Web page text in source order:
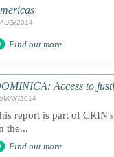
2014
Find out more
Access to
MAY/2014
report is part of
the...
Find out more